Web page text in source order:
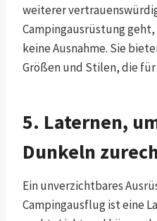
weiterer
Campingausrüstung
keine Ausnahme. Sie
Größen und Stilen, die
5. Laternen,
Dunkeln
Ein unverzichtbares
Campingausflug ist eine